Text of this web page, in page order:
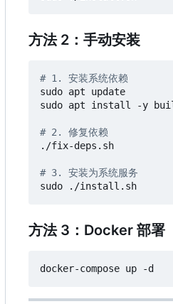
方法 2：手动安装
# 1. 安装系统依赖
sudo apt update
sudo apt install -y
# 2. 修复依赖
./fix-deps.sh
# 3. 安装为系统服务
方法 3 ： Docker 部署